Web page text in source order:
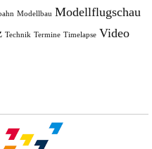
Modellbau Modellflugschau
Technik Termine Timelapse Video